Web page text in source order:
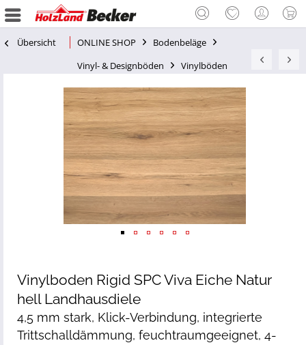
Übersicht ONLINE SHOP
Bodenbeläge
Vinyl- & Designböden
Vinylböden
Vinylboden Rigid SPC Viva Eiche Natur
hell Landhausdiele
4,5 mm stark, Klick-Verbindung, integrierte
Trittschalldämmung, feuchtraumgeeignet, 4-